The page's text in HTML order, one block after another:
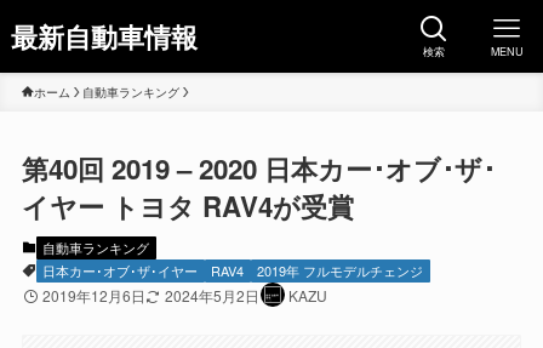
最新自動車情報 検索 MENU
ホーム 自動車ランキング
第40回 2019 – 2020 日本カー･オブ･ザ･
イヤー トヨタ RAV4が受賞
自動車ランキング
日本カー･オブ･ザ･イヤー
RAV4 2019年 フルモデルチェンジ
2019年12月6日 2024年5月2日 KAZU